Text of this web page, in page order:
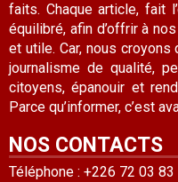
faits. Chaque article, fait
équilibré, afin d’offrir à
et utile. Car, nous croyons
journalisme de qualité,
citoyens, épanouir et
Parce qu’informer, c’est
NOS CONTACTS
Téléphone : +226 72 03 83